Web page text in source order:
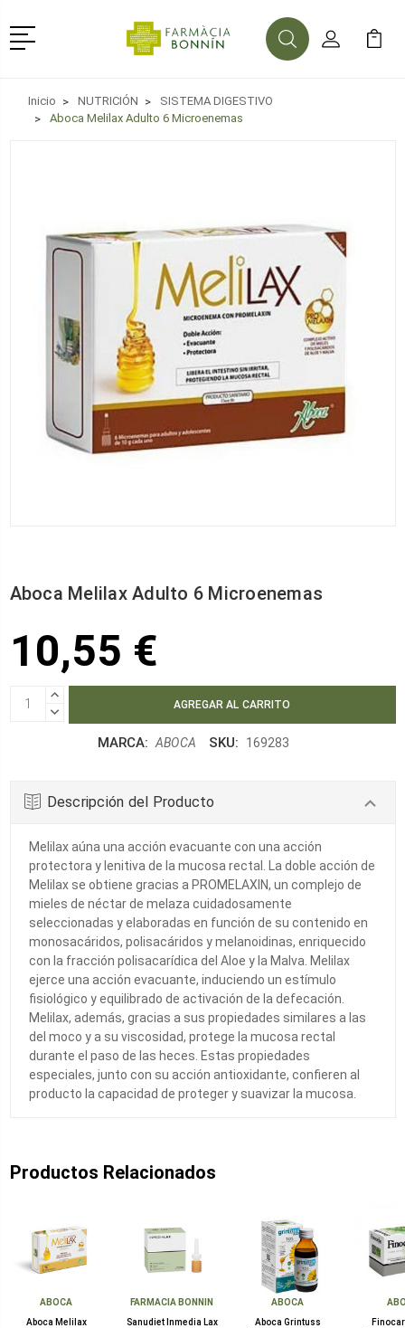
Menú
BuscarMi Cuenta
Mi
Inicio NUTRICIÓN
SISTEMA DIGESTIVO
Aboca Melilax Adulto 6 Microenemas
Aboca Melilax Adulto 6 Microenemas
10,55 €
AUMENTAR
CANTIDAD:
DISMINUIR
MARCA: ABOCA SKU: 169283
Descripción del Producto
Melilax aúna una acción evacuante con una acción
protectora y lenitiva de la mucosa rectal. La doble acción de
Melilax se obtiene gracias a PROMELAXIN, un complejo de
mieles de néctar de melaza cuidadosamente
seleccionadas y elaboradas en función de su contenido en
monosacáridos, polisacáridos y melanoidinas, enriquecido
con la fracción polisacarídica del Aloe y la Malva. Melilax
ejerce una acción evacuante, induciendo un estímulo
fisiológico y equilibrado de activación de la defecación.
Melilax, además, gracias a sus propiedades similares a las
del moco y a su viscosidad, protege la mucosa rectal
durante el paso de las heces. Estas propiedades
especiales, junto con su acción antioxidante, confieren al
producto la capacidad de proteger y suavizar la mucosa.
Productos Relacionados
ABOCA
Aboca Melilax
FARMACIA BONNIN
Sanudiet Inmedia Lax
ABOCA
Aboca Grintuss